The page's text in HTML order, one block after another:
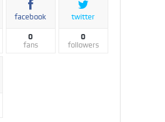
facebook
0
fans
twitter
0
followers